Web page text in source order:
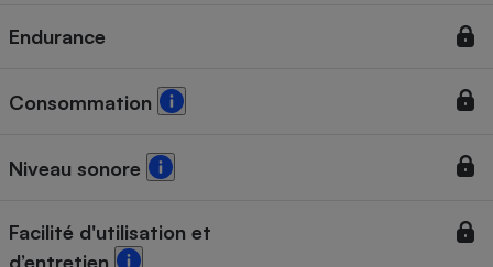
Endurance
Consommation
Niveau sonore
Facilité d'utilisation et
d’entretien